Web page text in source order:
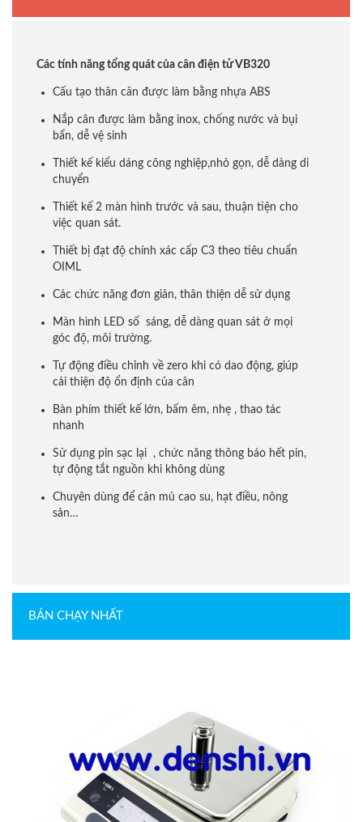
Các tính năng tổng quát của cân điện tử VB320
Cấu tạo thân cân được làm bằng nhựa ABS
Nắp cân được làm bằng inox, chống nước và bụi
bẩn, dễ vệ sinh
Thiết kế kiểu dáng công nghiệp,nhỏ gọn, dễ dàng di
chuyển
Thiết kế 2 màn hình trước và sau, thuận tiện cho
việc quan sát.
Thiết bị đạt độ chính xác cấp C3 theo tiêu chuẩn
OIML
Các chức năng đơn giản, thân thiện dễ sử dụng
Màn hình LED số sáng, dễ dàng quan sát ở mọi
góc độ, môi trường.
Tự động điều chỉnh về zero khi có dao động, giúp
cải thiện độ ổn định của cân
Bàn phím thiết kế lớn, bấm êm, nhẹ , thao tác
nhanh
Sử dụng pin sạc lại , chức năng thông báo hết pin,
tự động tắt nguồn khi không dùng
Chuyên dùng để cân mủ cao su, hạt điều, nông
sản…
BÁN CHẠY NHẤT